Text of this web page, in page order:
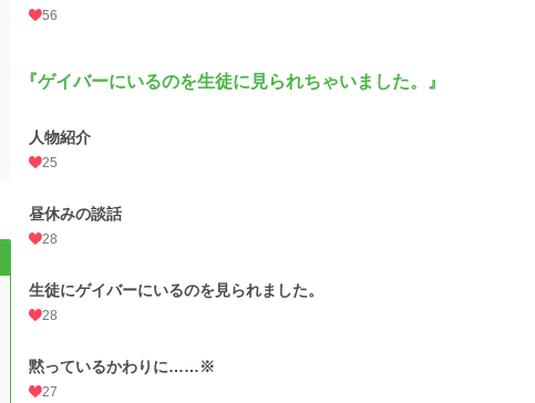
56
『ゲイバーにいるのを生徒に見られちゃいました。』
人物紹介
25
昼休みの談話
28
生徒にゲイバーにいるのを見られました。
28
黙っているかわりに……※
27